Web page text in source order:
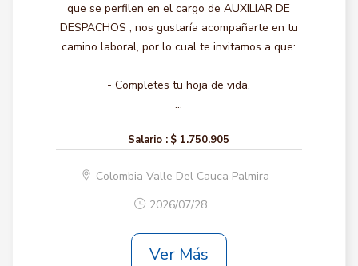
que se perfilen en el cargo de AUXILIAR DE
DESPACHOS , nos gustaría acompañarte en tu
camino laboral, por lo cual te invitamos a que:
- Completes tu hoja de vida.
...
Salario : $ 1.750.905
Colombia Valle Del Cauca Palmira
2026/07/28
Ver Más